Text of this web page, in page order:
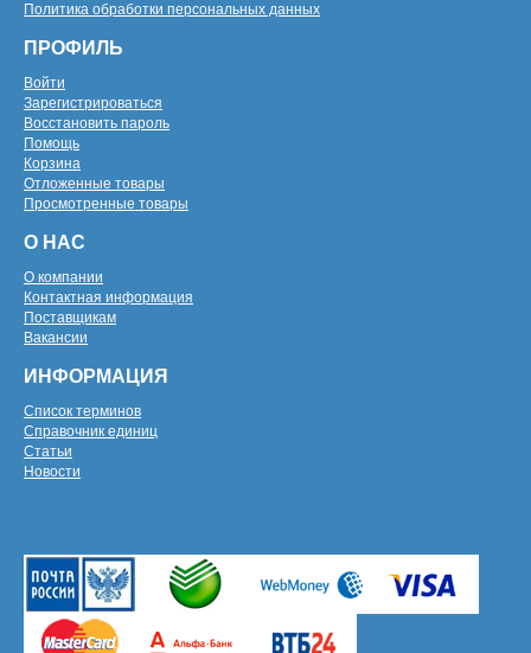
Политика обработки персональных данных
ПРОФИЛЬ
Войти
Зарегистрироваться
Восстановить пароль
Помощь
Корзина
Отложенные товары
Просмотренные товары
О НАС
О компании
Контактная информация
Поставщикам
Вакансии
ИНФОРМАЦИЯ
Список терминов
Справочник единиц
Статьи
Новости